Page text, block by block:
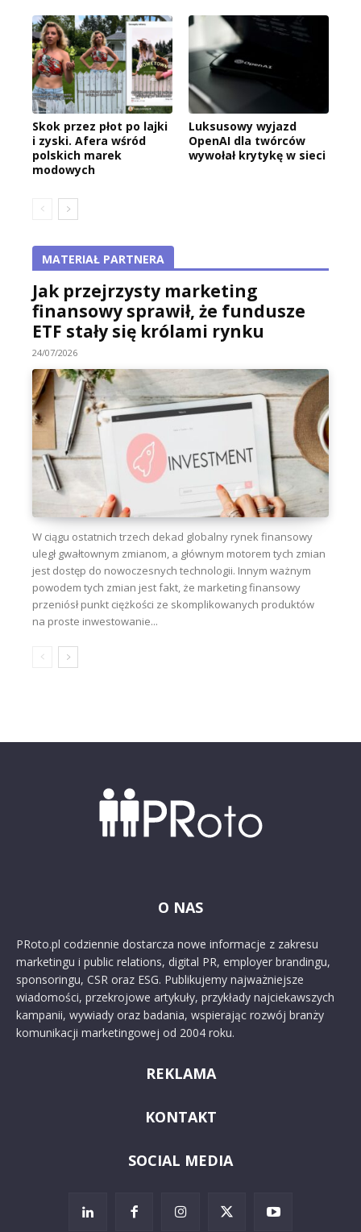
Skok przez płot po lajki
i zyski. Afera wśród
polskich marek
modowych
Luksusowy wyjazd
OpenAI dla twórców
wywołał krytykę w sieci
MATERIAŁ PARTNERA
Jak przejrzysty marketing
finansowy sprawił, że fundusze
ETF stały się królami rynku
24/07/2026
W ciągu ostatnich trzech dekad globalny rynek finansowy
uległ gwałtownym zmianom, a głównym motorem tych zmian
jest dostęp do nowoczesnych technologii. Innym ważnym
powodem tych zmian jest fakt, że marketing finansowy
przeniósł punkt ciężkości ze skomplikowanych produktów
na proste inwestowanie...
O NAS
PRoto.pl codziennie dostarcza nowe informacje z zakresu
marketingu i public relations, digital PR, employer brandingu,
sponsoringu, CSR oraz ESG. Publikujemy najważniejsze
wiadomości, przekrojowe artykuły, przykłady najciekawszych
kampanii, wywiady oraz badania, wspierając rozwój branży
komunikacji marketingowej od 2004 roku.
REKLAMA
KONTAKT
SOCIAL MEDIA